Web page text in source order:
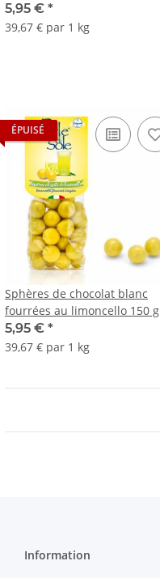
5,95 € *
39,67 € par 1 kg
ÉPUISÉ
Sphères de chocolat blanc
fourrées au limoncello 150 g
5,95 € *
39,67 € par 1 kg
Information